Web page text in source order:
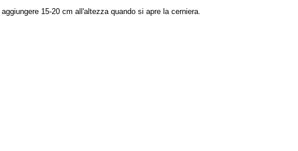
15-20 cm all'altezza quando si apre la cerniera.